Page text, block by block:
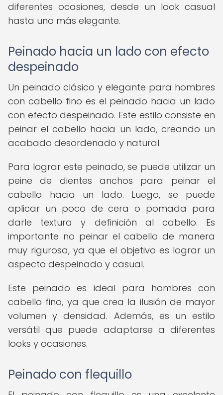
diferentes ocasiones, desde un look casual
hasta uno más elegante.
Peinado hacia un lado con efecto
despeinado
Un peinado clásico y elegante para hombres
con cabello fino es el peinado hacia un lado
con efecto despeinado. Este estilo consiste en
peinar el cabello hacia un lado, creando un
acabado desordenado y natural.
Para lograr este peinado, se puede utilizar un
peine de dientes anchos para peinar el
cabello hacia un lado. Luego, se puede
aplicar un poco de cera o pomada para
darle textura y definición al cabello. Es
importante no peinar el cabello de manera
muy rigurosa, ya que el objetivo es lograr un
aspecto despeinado y casual.
Este peinado es ideal para hombres con
cabello fino, ya que crea la ilusión de mayor
volumen y densidad. Además, es un estilo
versátil que puede adaptarse a diferentes
looks y ocasiones.
Peinado con flequillo